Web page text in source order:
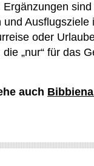
sind
Ausflugsziele
oder
„nur“ für das
auch